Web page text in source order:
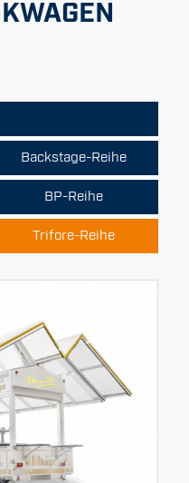
Backstage-Reihe
BP-Reihe
Trifore-Reihe